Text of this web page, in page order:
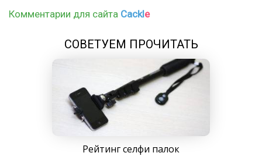
Комментарии для сайта Cackle
СОВЕТУЕМ ПРОЧИТАТЬ
Рейтинг селфи палок